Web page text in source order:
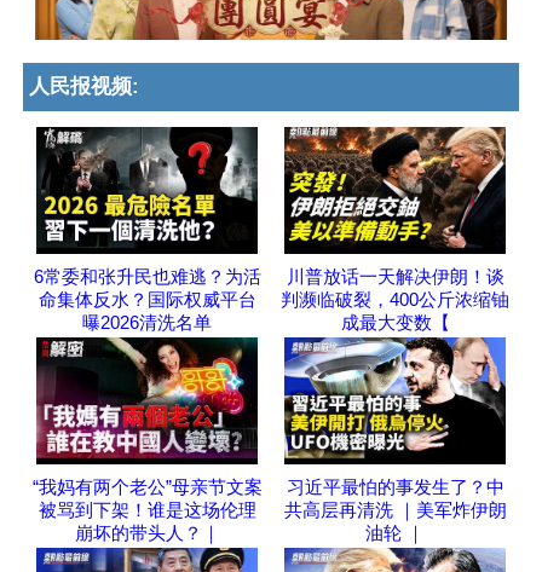
人民报视频:
6常委和张升民也难逃？为活
命集体反水？国际权威平台
曝2026清洗名单
川普放话一天解决伊朗！谈
判濒临破裂，400公斤浓缩铀
成最大变数【
“我妈有两个老公”母亲节文案
被骂到下架！谁是这场伦理
崩坏的带头人？｜
习近平最怕的事发生了？中
共高层再清洗 ｜美军炸伊朗
油轮 ｜